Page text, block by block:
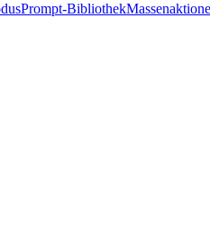
Prompt-Bibliothek